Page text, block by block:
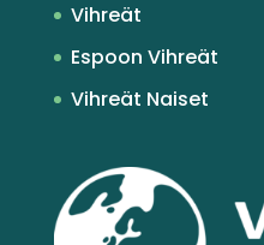
Vihreät
Espoon Vihreät
Vihreät Naiset